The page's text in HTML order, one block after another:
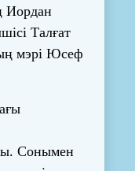
Иордан
Талғат
мэрі Юсеф
Сонымен